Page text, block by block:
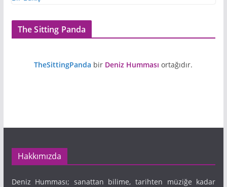
The Sitting Panda
TheSittingPanda bir Deniz Humması ortağıdır.
Hakkımızda
Deniz Humması; sanattan bilime, tarihten müziğe kadar